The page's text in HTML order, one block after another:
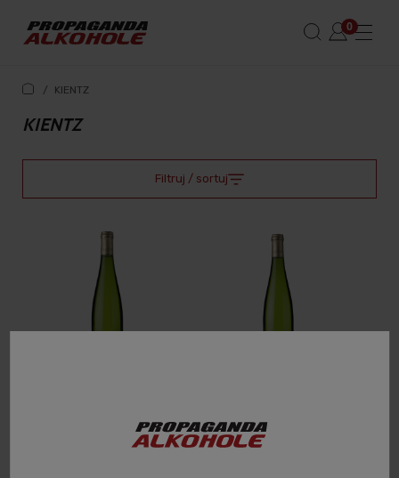
/ KIENTZ
KIENTZ
Filtruj / sortuj
LA METZIG ALSACE 2017
METZIG ALSACE 0,75L